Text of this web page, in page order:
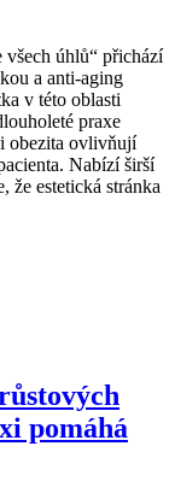
úhlů“ přichází
a anti-aging
v této oblasti
praxe
obezita ovlivňují
Nabízí širší
že estetická stránka
pomáhá